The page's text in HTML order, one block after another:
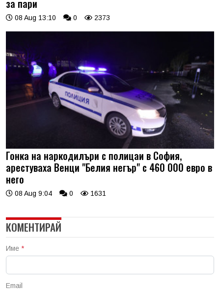
за пари
08 Aug 13:10 0 2373
Гонка на наркодилъри с полицаи в София,
арестуваха Венци "Белия негър" с 460 000 евро в
него
08 Aug 9:04 0 1631
КОМЕНТИРАЙ
Име *
Email